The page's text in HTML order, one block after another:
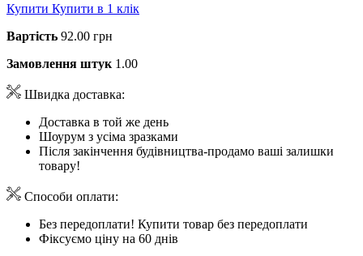
Купити Купити в 1 клік
Вартість 92.00 грн
Замовлення штук 1.00
Швидка доставка:
Доставка в той же день
Шоурум з усіма зразками
Після закінчення будівництва-продамо ваші залишки
товару!
Способи оплати:
Без передоплати! Купити товар без передоплати
Фіксуємо ціну на 60 днів